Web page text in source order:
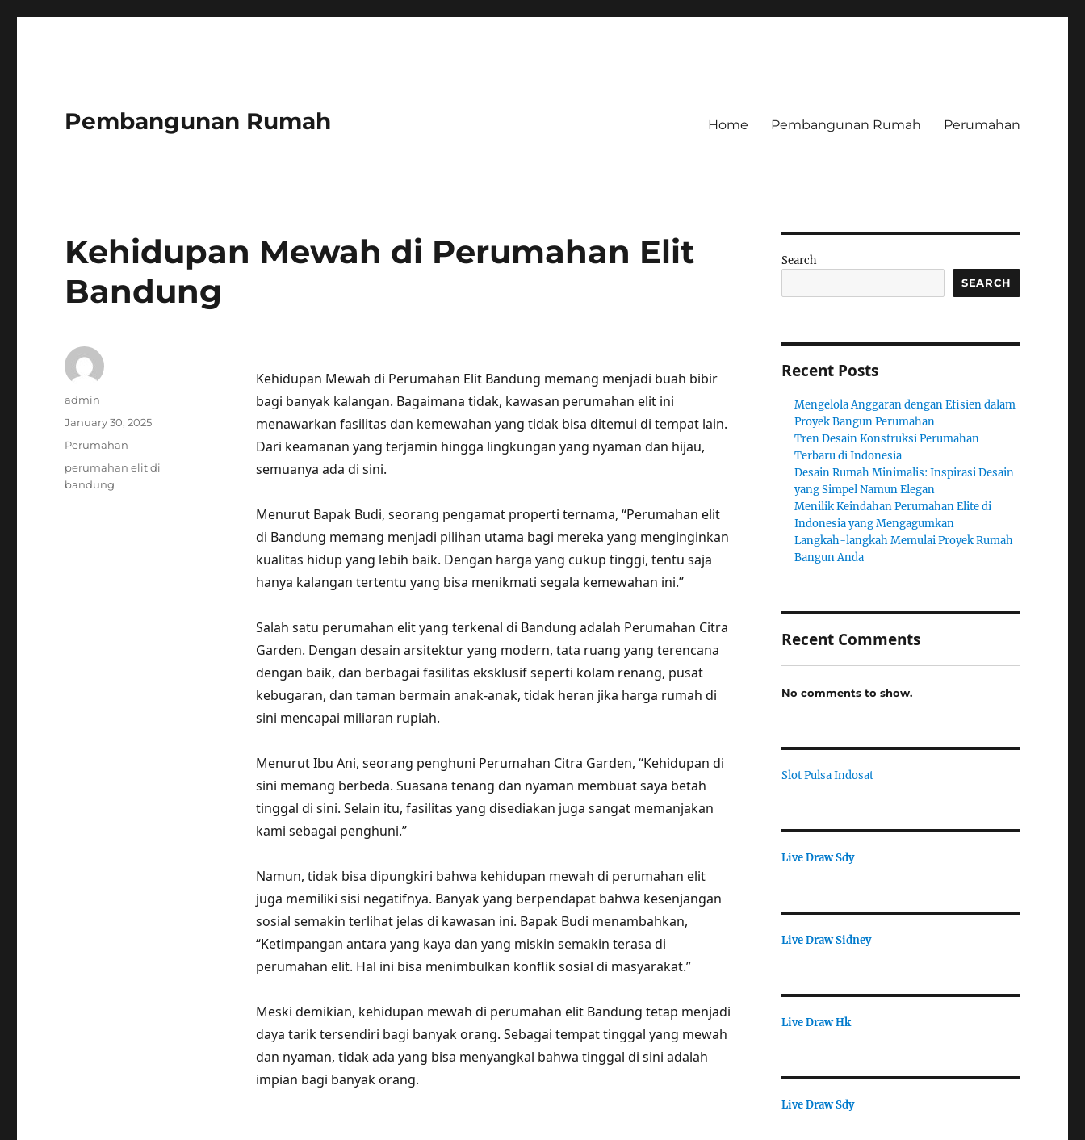
Pembangunan Rumah Home Pembangunan Rumah Perumahan
Kehidupan Mewah di Perumahan Elit
Bandung
Kehidupan Mewah di Perumahan Elit Bandung memang menjadi buah bibir
bagi banyak kalangan. Bagaimana tidak, kawasan perumahan elit ini
menawarkan fasilitas dan kemewahan yang tidak bisa ditemui di tempat lain.
Dari keamanan yang terjamin hingga lingkungan yang nyaman dan hijau,
semuanya ada di sini.
Menurut Bapak Budi, seorang pengamat properti ternama, “Perumahan elit
di Bandung memang menjadi pilihan utama bagi mereka yang menginginkan
kualitas hidup yang lebih baik. Dengan harga yang cukup tinggi, tentu saja
hanya kalangan tertentu yang bisa menikmati segala kemewahan ini.”
Salah satu perumahan elit yang terkenal di Bandung adalah Perumahan Citra
Garden. Dengan desain arsitektur yang modern, tata ruang yang terencana
dengan baik, dan berbagai fasilitas eksklusif seperti kolam renang, pusat
kebugaran, dan taman bermain anak-anak, tidak heran jika harga rumah di
sini mencapai miliaran rupiah.
Menurut Ibu Ani, seorang penghuni Perumahan Citra Garden, “Kehidupan di
sini memang berbeda. Suasana tenang dan nyaman membuat saya betah
tinggal di sini. Selain itu, fasilitas yang disediakan juga sangat memanjakan
kami sebagai penghuni.”
Namun, tidak bisa dipungkiri bahwa kehidupan mewah di perumahan elit
juga memiliki sisi negatifnya. Banyak yang berpendapat bahwa kesenjangan
sosial semakin terlihat jelas di kawasan ini. Bapak Budi menambahkan,
“Ketimpangan antara yang kaya dan yang miskin semakin terasa di
perumahan elit. Hal ini bisa menimbulkan konflik sosial di masyarakat.”
Meski demikian, kehidupan mewah di perumahan elit Bandung tetap menjadi
daya tarik tersendiri bagi banyak orang. Sebagai tempat tinggal yang mewah
dan nyaman, tidak ada yang bisa menyangkal bahwa tinggal di sini adalah
impian bagi banyak orang.
Author
admin
Posted
January 30, 2025
Categories
Perumahan
Tags
perumahan elit di
bandung
Search
SEARCH
Recent Posts
Mengelola Anggaran dengan Efisien dalam
Proyek Bangun Perumahan
Tren Desain Konstruksi Perumahan
Terbaru di Indonesia
Desain Rumah Minimalis: Inspirasi Desain
yang Simpel Namun Elegan
Menilik Keindahan Perumahan Elite di
Indonesia yang Mengagumkan
Langkah-langkah Memulai Proyek Rumah
Bangun Anda
Recent Comments
No comments to show.
Slot Pulsa Indosat
Live Draw Sdy
Live Draw Sidney
Live Draw Hk
Live Draw Sdy